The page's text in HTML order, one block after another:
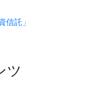
信託」
ツ